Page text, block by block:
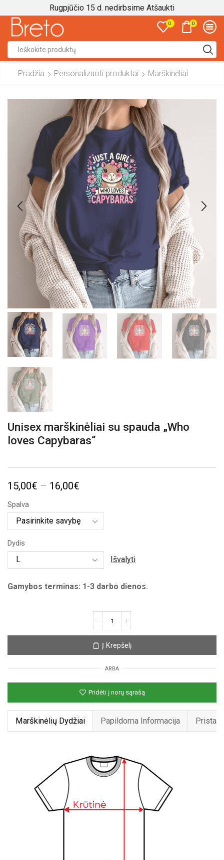
Rugpjūčio 15 d. nedirbsime Atšaukti
0 0
input
Pradžia Personalizuoti produktai Marškinėliai
Unisex marškinėliai su spauda „Who
loves Capybaras“
15,00€ – 16,00€
15,00€
through
16,00€
Spalva
Dydis
Išvalyti
Gamybos terminas: 1-3 darbo dienos.
Unisex
marškinėliai
spauda
„Who
loves
Capybaras“
Į Krepšelį
ARBA
Pridėti į norų sąrašą
Marškinėlių Dydžiai Papildoma Informacija